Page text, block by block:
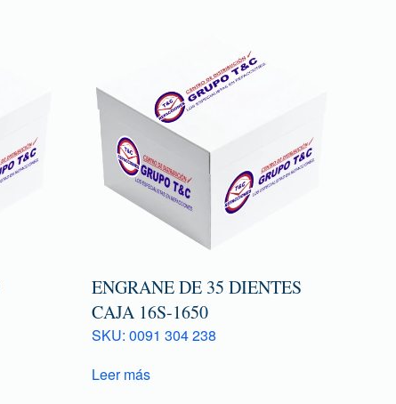
ENGRANE DE 35 DIENTES
CAJA 16S-1650
SKU: 0091 304 238
Leer más